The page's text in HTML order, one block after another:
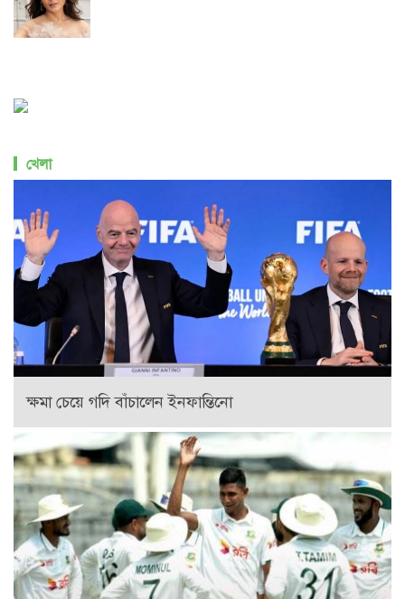
খেলা
ক্ষমা চেয়ে গদি বাঁচালেন ইনফান্তিনো